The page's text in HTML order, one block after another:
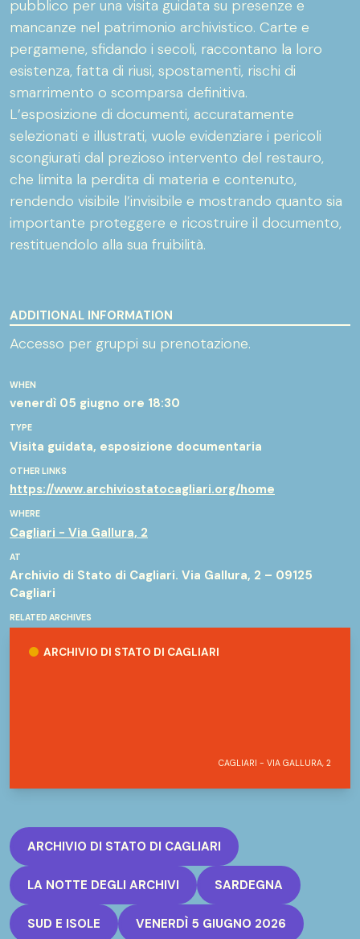
WHEN
venerdì 05 giugno ore 18:30
TYPE
Visita guidata, esposizione documentaria
OTHER LINKS
https://www.archiviostatocagliari.org/home
WHERE
Cagliari - Via Gallura, 2
AT
Archivio di Stato di Cagliari. Via Gallura, 2 – 09125
Cagliari
RELATED ARCHIVES
ARCHIVIO DI STATO DI CAGLIARI
CAGLIARI - VIA GALLURA, 2
ARCHIVIO DI STATO DI CAGLIARI
LA NOTTE DEGLI ARCHIVI SARDEGNA
SUD E ISOLE VENERDÌ 5 GIUGNO 2026
pubblico per una visita guidata su presenze e
mancanze nel patrimonio archivistico. Carte e
pergamene, sfidando i secoli, raccontano la loro
esistenza, fatta di riusi, spostamenti, rischi di
smarrimento o scomparsa definitiva.
L’esposizione di documenti, accuratamente
selezionati e illustrati, vuole evidenziare i pericoli
scongiurati dal prezioso intervento del restauro,
che limita la perdita di materia e contenuto,
rendendo visibile l’invisibile e mostrando quanto sia
importante proteggere e ricostruire il documento,
restituendolo alla sua fruibilità.
ADDITIONAL INFORMATION
Accesso per gruppi su prenotazione.